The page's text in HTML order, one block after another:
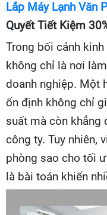
Lắp Máy Lạnh Văn
Quyết Tiết Kiệm
Trong bối cảnh
không chỉ là nơi
doanh nghiệp. Một
ổn định không chỉ
suất mà còn khẳng
công ty. Tuy nhiên,
phòng sao cho tối
là bài toán khiến